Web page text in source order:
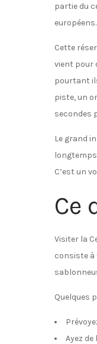
partie du
Cette
vient pour
pourtant
piste, un
secondes
Le grand
C’est un
Ce
Visiter la
consiste à
Quelques
Ayez